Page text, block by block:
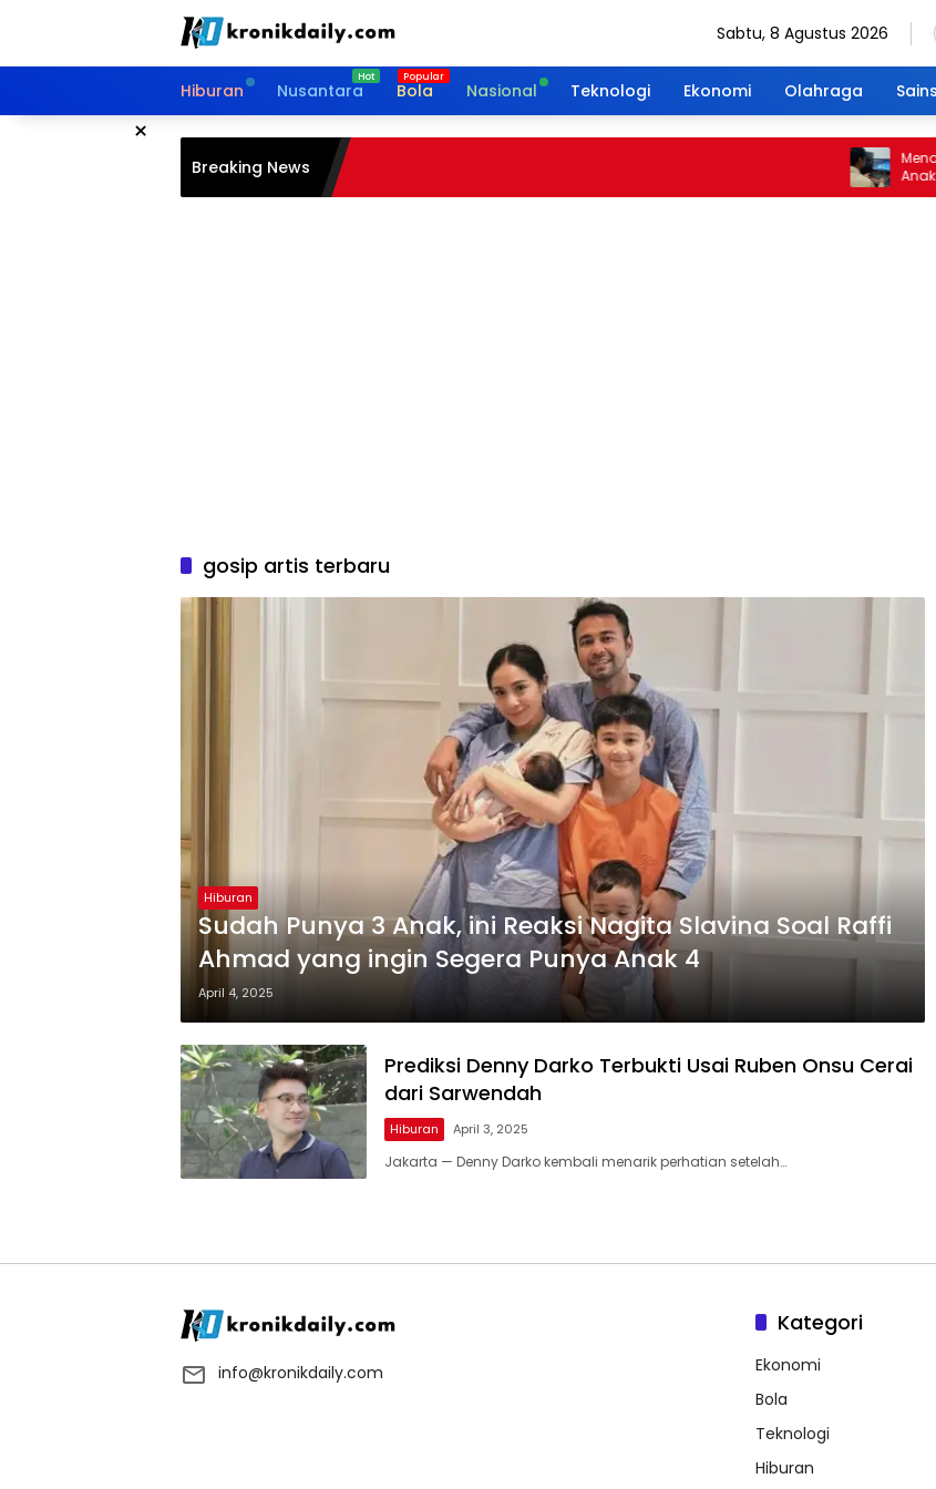
Sabtu, 8 Agustus 2026
Hiburan Nusantara Bola Nasional Teknologi Ekonomi Olahraga Sains
×
Breaking News
Menolak
Anak
Portal
gosip artis terbaru
Hiburan
Sudah Punya 3 Anak, ini Reaksi Nagita Slavina Soal Raffi
Ahmad yang ingin Segera Punya Anak 4
April 4, 2025
Prediksi Denny Darko Terbukti Usai Ruben Onsu Cerai
dari Sarwendah
Hiburan April 3, 2025
Jakarta — Denny Darko kembali menarik perhatian setelah…
info@kronikdaily.com
Kategori
Ekonomi
Bola
Teknologi
Hiburan